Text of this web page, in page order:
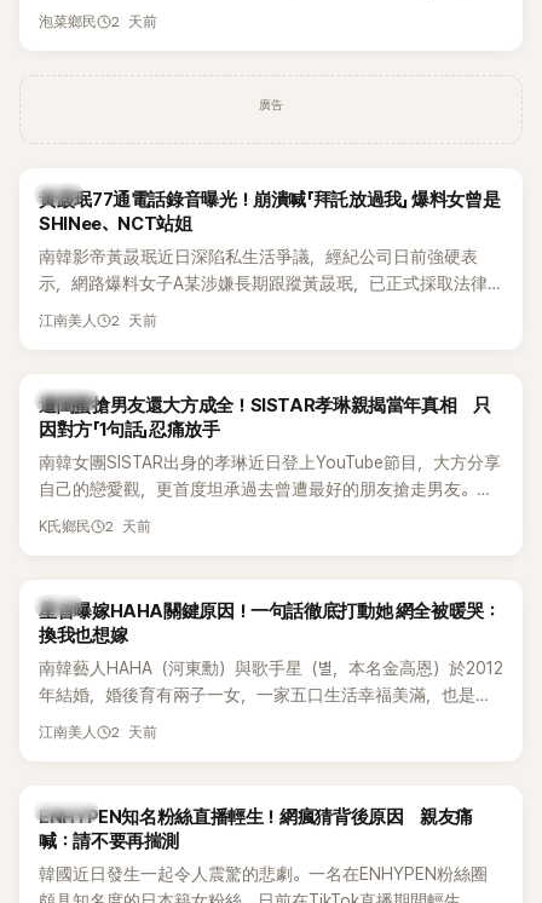
獲選為第三首翻唱歌曲的主唱，並於近期完成錄音。
泡菜鄉民 2 天前
廣告
韓星
黃晸珉77通電話錄音曝光！崩潰喊「拜託放過我」 爆料女曾是
SHINee、NCT站姐
南韓影帝黃晸珉近日深陷私生活爭議，經紀公司日前強硬表
示，網路爆料女子A某涉嫌長期跟蹤黃晸珉，已正式採取法律
行動。不過，A並未停止發聲，持續透過社群平台公開爆料，反
的錄音內容，而A也首度承認自己過去曾是SHINee、NCT等偶
像團體的「站姐」，事件持續延燒。
江南美人 2 天前
K-POP
遭閨蜜搶男友還大方成全！SISTAR孝琳親揭當年真相 只
因對方「1句話」忍痛放手
南韓女團SISTAR出身的孝琳近日登上YouTube節目，大方分享
自己的戀愛觀，更首度坦承過去曾遭最好的朋友搶走男友。她
表示，當時選擇瀟灑放手，但如果同樣的事情現在再發生，「我
K氏鄉民 2 天前
韓星
星首曝嫁HAHA關鍵原因！一句話徹底打動她 網全被暖哭：
換我也想嫁
南韓藝人HAHA（河東勳）與歌手星（별，本名金高恩）於2012
年結婚，婚後育有兩子一女，一家五口生活幸福美滿，也是韓
國演藝圈公認的模範夫妻。近日，星首度公開當年決定嫁給
江南美人 2 天前
K-POP
ENHYPEN知名粉絲直播輕生！網瘋猜背後原因 親友痛
喊：請不要再揣測
韓國近日發生一起令人震驚的悲劇。一名在ENHYPEN粉絲圈